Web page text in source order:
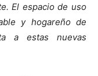
El espacio de uso
y hogareño de
a estas nuevas